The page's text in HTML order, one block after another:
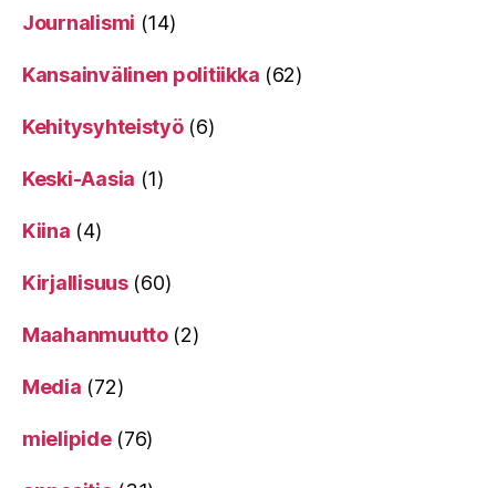
Journalismi (14)
Kansainvälinen politiikka (62)
Kehitysyhteistyö(6)
Keski-Aasia (1)
Kiina (4)
Kirjallisuus(60)
Maahanmuutto(2)
Media (72)
mielipide(76)